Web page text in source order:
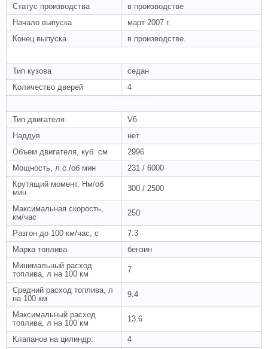
Статус производства
в производстве
Начало выпуска
март 2007 г.
Конец выпуска
в производстве.
Тип кузова
седан
Количество дверей
4
Тип двигателя
V6
Наддув
нет
Объем двигателя, куб. см
2996
Мощность, л.с./об мин
231 / 6000
Крутящий момент, Нм/об
мин
300 / 2500
Максимальная скорость,
км/час
250
Разгон до 100 км/час, с
7.3
Марка топлива
бензин
Минимальный расход
топлива, л на 100 км
7
Средний расход топлива, л
на 100 км
9.4
Максимальный расход
топлива, л на 100 км
13.6
Клапанов на цилиндр:
4